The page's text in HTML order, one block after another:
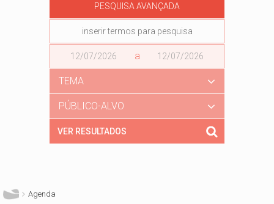
PESQUISA AVANÇADA
a
Data
TEMA
PÚBLICO-ALVO
Agenda